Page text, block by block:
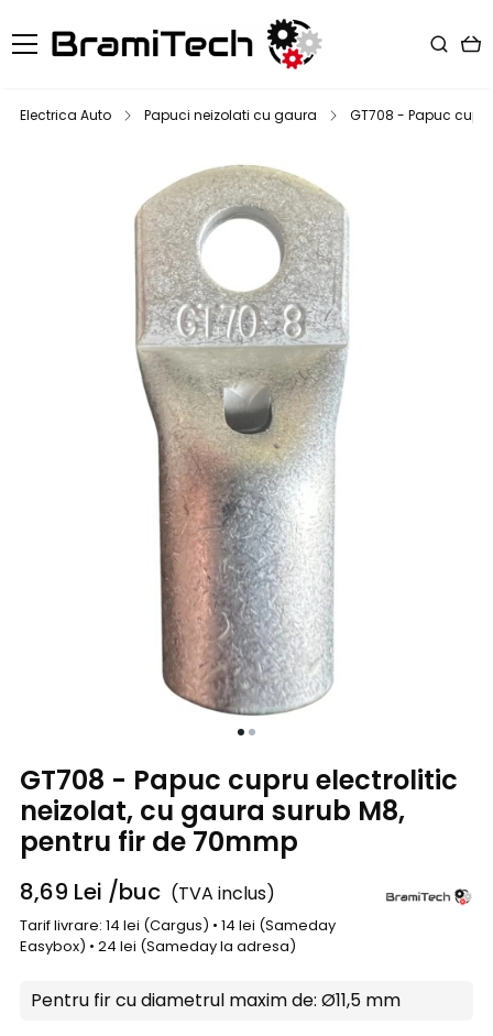
Electrica Auto Papuci neizolati cu gaura GT708 - Papuc
GT708 - Papuc cupru electrolitic
neizolat, cu gaura surub M8,
pentru fir de 70mmp
8,69 Lei /buc (TVA inclus)
Tarif livrare: 14 lei (Cargus) • 14 lei (Sameday
Easybox) • 24 lei (Sameday la adresa)
Pentru fir cu diametrul maxim de: Ø11,5 mm